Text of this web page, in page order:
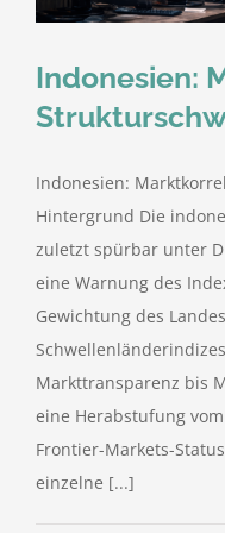
Indonesien:
Indonesien:
Hintergrund Die
zuletzt spürbar unter
eine Warnung des
Gewichtung des
Markttransparenz bis
eine Herabstufung
Frontier-Markets-
einzelne [...]